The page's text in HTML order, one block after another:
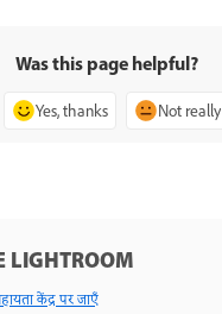
Was this page helpful?
Yes, thanks Not really
LIGHTROOM
केंद्र पर जाएँ